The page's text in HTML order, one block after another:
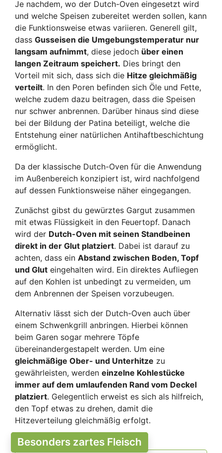
Je nachdem, wo der Dutch-Oven eingesetzt wird
und welche Speisen zubereitet werden sollen, kann
die Funktionsweise etwas variieren. Generell gilt,
dass Gusseisen die Umgebungstemperatur nur
langsam aufnimmt, diese jedoch über einen
langen Zeitraum speichert. Dies bringt den
Vorteil mit sich, dass sich die Hitze gleichmäßig
verteilt. In den Poren befinden sich Öle und Fette,
welche zudem dazu beitragen, dass die Speisen
nur schwer anbrennen. Darüber hinaus sind diese
bei der Bildung der Patina beteiligt, welche die
Entstehung einer natürlichen Antihaftbeschichtung
ermöglicht.
Da der klassische Dutch-Oven für die Anwendung
im Außenbereich konzipiert ist, wird nachfolgend
auf dessen Funktionsweise näher eingegangen.
Zunächst gibst du gewürztes Gargut zusammen
mit etwas Flüssigkeit in den Feuertopf. Danach
wird der Dutch-Oven mit seinen Standbeinen
direkt in der Glut platziert. Dabei ist darauf zu
achten, dass ein Abstand zwischen Boden, Topf
und Glut eingehalten wird. Ein direktes Aufliegen
auf den Kohlen ist unbedingt zu vermeiden, um
dem Anbrennen der Speisen vorzubeugen.
Alternativ lässt sich der Dutch-Oven auch über
einem Schwenkgrill anbringen. Hierbei können
beim Garen sogar mehrere Töpfe
übereinandergestapelt werden. Um eine
gleichmäßige Ober- und Unterhitze zu
gewährleisten, werden einzelne Kohlestücke
immer auf dem umlaufenden Rand vom Deckel
platziert. Gelegentlich erweist es sich als hilfreich,
den Topf etwas zu drehen, damit die
Hitzeverteilung gleichmäßig erfolgt.
Besonders zartes Fleisch